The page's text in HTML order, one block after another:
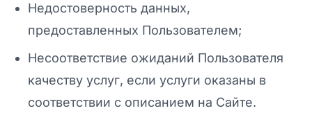
Недостоверность данных,
предоставленных Пользователем;
Несоответствие ожиданий Пользователя
качеству услуг, если услуги оказаны в
соответствии с описанием на Сайте.